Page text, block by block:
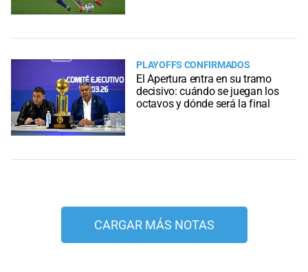
PLAYOFFS CONFIRMADOS
El Apertura entra en su tramo
decisivo: cuándo se juegan los
octavos y dónde será la final
CARGAR MÁS NOTAS